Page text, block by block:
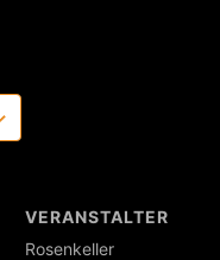
VERANSTALTER
Rosenkeller